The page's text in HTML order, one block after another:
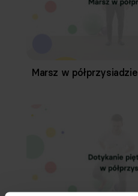
Marsz w półprzysiadzie